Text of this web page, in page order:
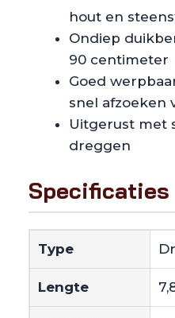
hout en
Ondiep
90 centimeter
Goed
snel afzoeken
Uitgerust met
dreggen
Specificaties
Type
Lengte